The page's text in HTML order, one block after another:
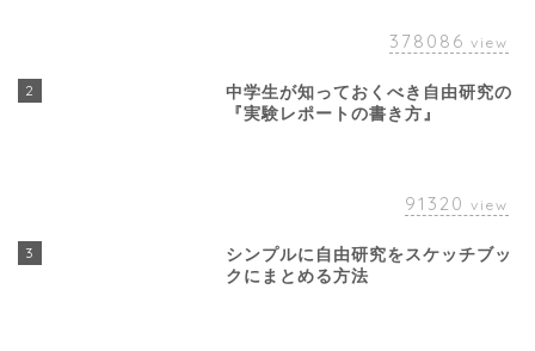
378086 view
2
中学生が知っておくべき自由研究の
『実験レポートの書き方』
91320 view
3
シンプルに自由研究をスケッチブッ
クにまとめる方法